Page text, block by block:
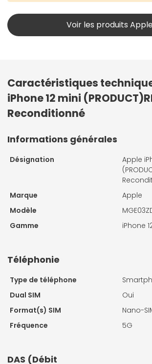
Voir les produits
Caractéristiques
iPhone 12 mini
Reconditionné
Informations générales
Désignation
Apple
Marque
Apple
Modèle
Gamme
iPhone
Téléphonie
Type de téléphone
Dual SIM
Oui
Format(s) SIM
Nano-
Fréquence
5G
DAS (Débit